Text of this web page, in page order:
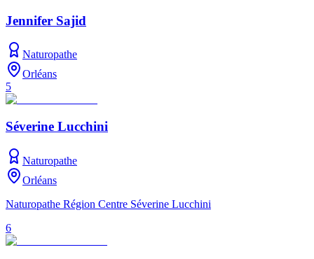
Jennifer Sajid
Naturopathe
Orléans
5
Séverine Lucchini
Naturopathe
Orléans
Naturopathe Région Centre Séverine Lucchini
6